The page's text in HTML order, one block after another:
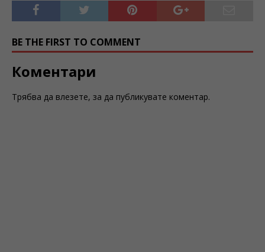
BE THE FIRST TO COMMENT
Коментари
Трябва да влезете, за да публикувате коментар.